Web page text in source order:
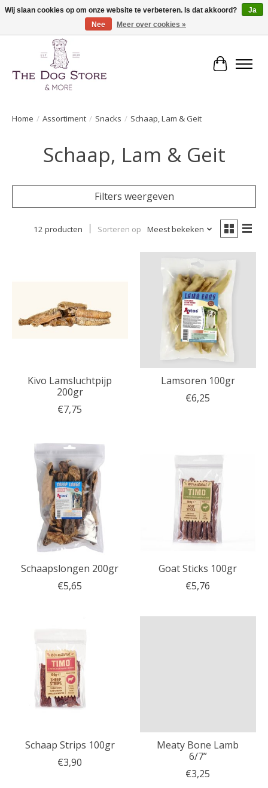
De speciaalzaak in hondenartikelen en meer!
Home / Assortiment / Snacks / Schaap, Lam & Geit
Schaap, Lam & Geit
Filters weergeven
12 producten Sorteren op Meest bekeken
Kivo Lamsluchtpijp
200gr
€7,75
Lamsoren 100gr
€6,25
Schaapslongen 200gr
€5,65
Goat Sticks 100gr
€5,76
Schaap Strips 100gr
€3,90
Meaty Bone Lamb
6/7”
€3,25
Wij slaan cookies op om onze website te verbeteren. Is dat akkoord?
Ja
Nee
Meer over cookies »